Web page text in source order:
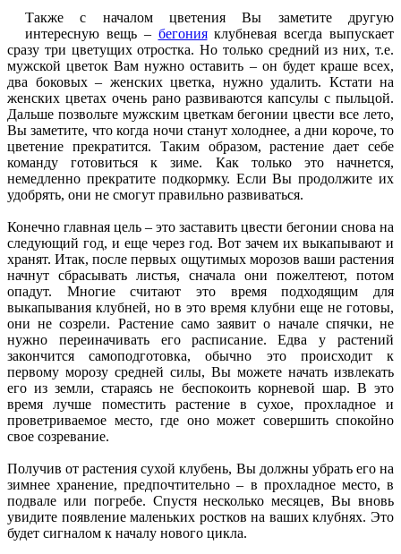
Также с началом цветения Вы заметите другую
интересную вещь – бегонияклубневая всегда выпускает
сразу три цветущих отростка. Но только средний из них, т.е.
мужской цветок Вам нужно оставить – он будет краше всех,
два боковых – женских цветка, нужно удалить. Кстати на
женских цветах очень рано развиваются капсулы с пыльцой.
Дальше позвольте мужским цветкам бегонии цвести все лето,
Вы заметите, что когда ночи станут холоднее, а дни короче, то
цветение прекратится. Таким образом, растение дает себе
команду готовиться к зиме. Как только это начнется,
немедленно прекратите подкормку. Если Вы продолжите их
удобрять, они не смогут правильно развиваться.
Конечно главная цель – это заставить цвести бегонии снова на
следующий год, и еще через год. Вот зачем их выкапывают и
хранят. Итак, после первых ощутимых морозов ваши растения
начнут сбрасывать листья, сначала они пожелтеют, потом
опадут. Многие считают это время подходящим для
выкапывания клубней, но в это время клубни еще не готовы,
они не созрели. Растение само заявит о начале спячки, не
нужно переиначивать его расписание. Едва у растений
закончится самоподготовка, обычно это происходит к
первому морозу средней силы, Вы можете начать извлекать
его из земли, стараясь не беспокоить корневой шар. В это
время лучше поместить растение в сухое, прохладное и
проветриваемое место, где оно может совершить спокойно
свое созревание.
Получив от растения сухой клубень, Вы должны убрать его на
зимнее хранение, предпочтительно – в прохладное место, в
подвале или погребе. Спустя несколько месяцев, Вы вновь
увидите появление маленьких ростков на ваших клубнях. Это
будет сигналом к началу нового цикла.